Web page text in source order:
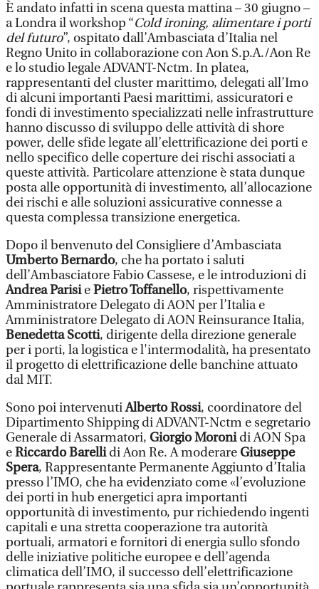
È andato infatti in scena questa mattina – 30 giugno –
a Londra il workshop “Cold ironing, alimentare i porti
del futuro”, ospitato dall’Ambasciata d’Italia nel
Regno Unito in collaborazione con Aon S.p.A./Aon Re
e lo studio legale ADVANT-Nctm. In platea,
rappresentanti del cluster marittimo, delegati all’Imo
di alcuni importanti Paesi marittimi, assicuratori e
fondi di investimento specializzati nelle infrastrutture
hanno discusso di sviluppo delle attività di shore
power, delle sfide legate all’elettrificazione dei porti e
nello specifico delle coperture dei rischi associati a
queste attività. Particolare attenzione è stata dunque
posta alle opportunità di investimento, all’allocazione
dei rischi e alle soluzioni assicurative connesse a
questa complessa transizione energetica.
Dopo il benvenuto del Consigliere d’Ambasciata
Umberto Bernardo, che ha portato i saluti
dell’Ambasciatore Fabio Cassese, e le introduzioni di
Andrea ParisiePietro Toffanello, rispettivamente
Amministratore Delegato di AON per l’Italia e
Amministratore Delegato di AON Reinsurance Italia,
Benedetta Scotti, dirigente della direzione generale
per i porti, la logistica e l'intermodalità, ha presentato
il progetto di elettrificazione delle banchine attuato
dal MIT.
Sono poi intervenutiAlberto Rossi, coordinatore del
Dipartimento Shipping di ADVANT-Nctm e segretario
Generale di Assarmatori, Giorgio Moronidi AON Spa
eRiccardo Barellidi Aon Re. A moderareGiuseppe
Spera, Rappresentante Permanente Aggiunto d’Italia
presso l’IMO, che ha evidenziato come «l’evoluzione
dei porti in hub energetici apra importanti
opportunità di investimento, pur richiedendo ingenti
capitali e una stretta cooperazione tra autorità
portuali, armatori e fornitori di energia sullo sfondo
delle iniziative politiche europee e dell’agenda
climatica dell’IMO, il successo dell’elettrificazione